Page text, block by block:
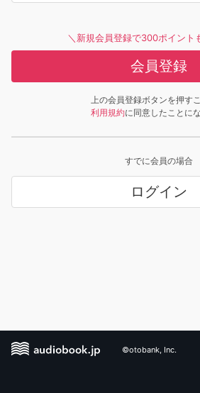
＼新規会員登録で300ポイント
会員登録
上の会員登録ボタンを押すこ
利用規約に同意したことに
すでに会員の場合
ログイン
©otobank, Inc.